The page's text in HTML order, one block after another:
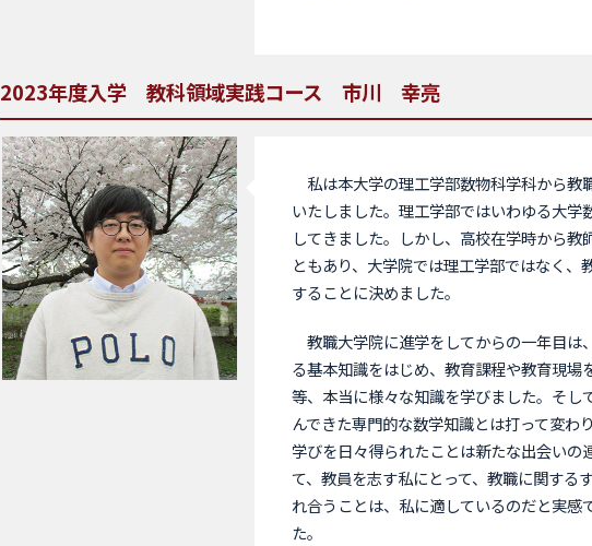
2023年度入学 教科領域実践コース 市川 幸亮
私は本大学の理工学部数物科学科から教
いたしました。理工学部ではいわゆる大学
してきました。しかし、高校在学時から教
ともあり、大学院では理工学部ではなく、
することに決めました。
教職大学院に進学をしてからの一年目は
る基本知識をはじめ、教育課程や教育現場
等、本当に様々な知識を学びました。そし
んできた専門的な数学知識とは打って変わ
学びを日々得られたことは新たな出会いの
て、教員を志す私にとって、教職に関する
れ合うことは、私に適しているのだと実感
た。